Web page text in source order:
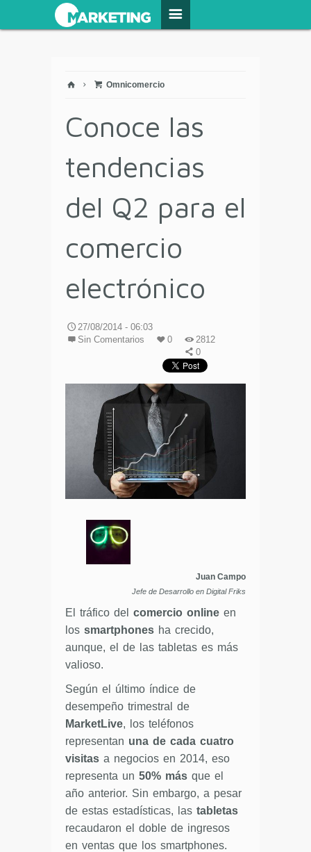
Omnicomercio
Conoce las
tendencias
del Q2 para el
comercio
electrónico
27/08/2014 - 06:03
Sin Comentarios
0
2812
0
Juan Campo
Jefe de Desarrollo en Digital Friks
El tráfico del comercio online en
los smartphones ha crecido,
aunque, el de las tabletas es más
valioso.
Según el último índice de
desempeño trimestral de
MarketLive, los teléfonos
representan una de cada cuatro
visitas a negocios en 2014, eso
representa un 50% más que el
año anterior. Sin embargo, a pesar
de estas estadísticas, las tabletas
recaudaron el doble de ingresos
en ventas que los smartphones.